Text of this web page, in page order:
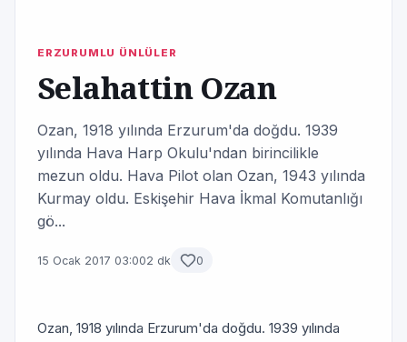
ERZURUMLU ÜNLÜLER
Selahattin Ozan
Ozan, 1918 yılında Erzurum'da doğdu. 1939
yılında Hava Harp Okulu'ndan birincilikle
mezun oldu. Hava Pilot olan Ozan, 1943 yılında
Kurmay oldu. Eskişehir Hava İkmal Komutanlığı
gö...
15 Ocak 2017 03:002 dk 0
Ozan, 1918 yılında Erzurum'da doğdu. 1939 yılında